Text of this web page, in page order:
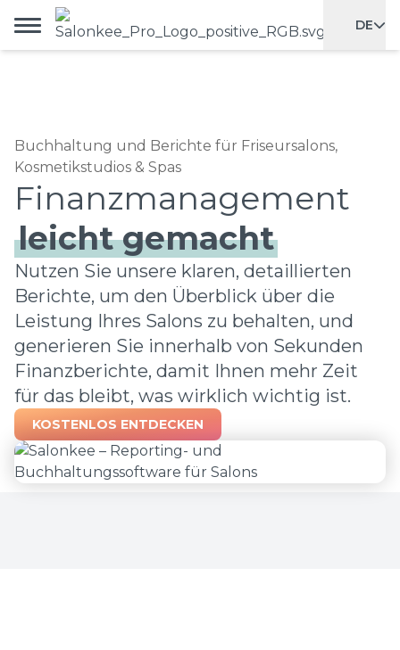
DE
Buchhaltung und Berichte für Friseursalons,
Kosmetikstudios & Spas
leicht gemacht
Nutzen Sie unsere klaren, detaillierten
Berichte, um den Überblick über die
Leistung Ihres Salons zu behalten, und
generieren Sie innerhalb von Sekunden
Finanzberichte, damit Ihnen mehr Zeit
für das bleibt, was wirklich wichtig ist.
KOSTENLOS ENTDECKEN